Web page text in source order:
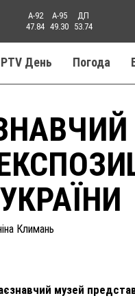
A-92
47.84
A-95
49.30
ДП
53.74
PTV День Погода
Климань
музей